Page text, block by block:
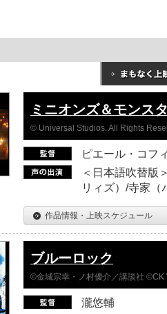
ミニオンズ＆モンス
© Universal Studios. All Rights
ピエール・コフ
＜日本語吹替版
リィズ）/寺家（
作品情報・上映スケジュール
ブルーロック
©金城宗幸・ノ村優介／講談社 ©CK
瀧悠輔